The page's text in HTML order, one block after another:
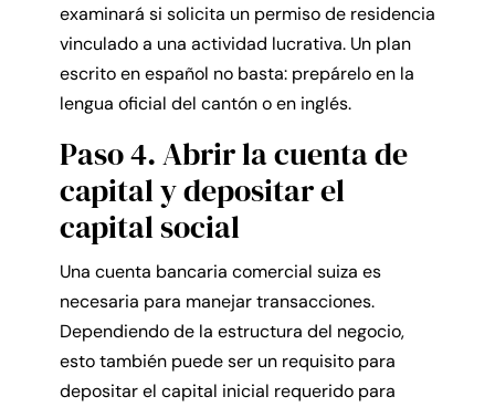
examinará si solicita un permiso de residencia
vinculado a una actividad lucrativa. Un plan
escrito en español no basta: prepárelo en la
lengua oficial del cantón o en inglés.
Paso 4. Abrir la cuenta de
capital y depositar el
capital social
Una cuenta bancaria comercial suiza es
necesaria para manejar transacciones.
Dependiendo de la estructura del negocio,
esto también puede ser un requisito para
depositar el capital inicial requerido para